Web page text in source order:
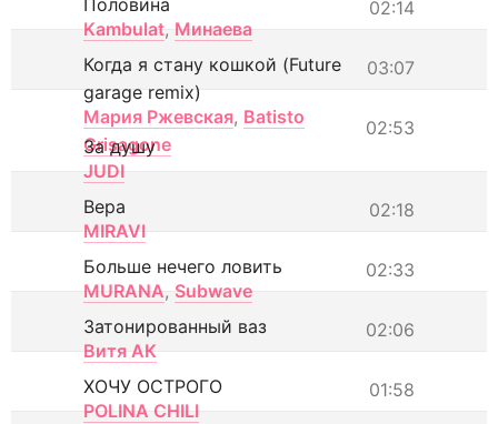
02:14
Половина
Kambulat, Минаева
03:07
Когда я стану кошкой (Future
garage remix)
Мария Ржевская, Batisto
Grisagone
02:53
За душу
JUDI
02:18
Вера
MIRAVI
02:33
Больше нечего ловить
MURANA, Subwave
02:06
Затонированный ваз
Витя АК
01:58
ХОЧУ ОСТРОГО
POLINA CHILI